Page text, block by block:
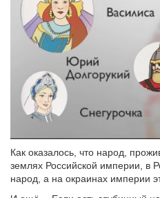
Как оказалось, что народ,
землях Российской империи, в
народ, а на окраинах империи